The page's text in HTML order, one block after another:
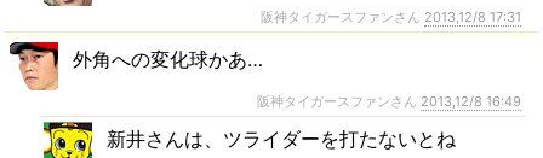
阪神タイガースファンさん 2013,12/8 17:31
外角への変化球かあ…
阪神タイガースファンさん 2013,12/8 16:49
新井さんは、ツライダーを打たないとね